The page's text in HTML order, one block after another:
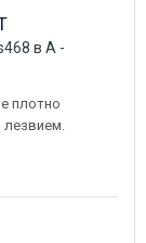
в A -
плотно